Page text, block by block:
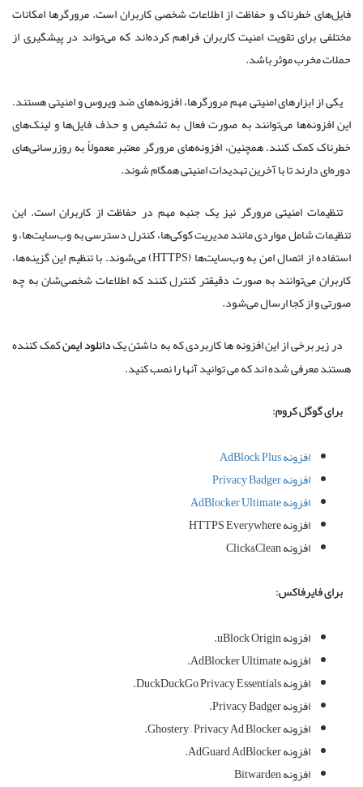
فایل‌های خطرناک و حفاظت از اطلاعات شخصی کاربران است. مرورگرها امکانات
مختلفی برای تقویت امنیت کاربران فراهم کرده‌اند که می‌تواند در پیشگیری از
حملات مخرب موثر باشد.
یکی از ابزارهای امنیتی مهم مرورگرها، افزونه‌های ضد ویروس و امنیتی هستند.
این افزونه‌ها می‌توانند به صورت فعال به تشخیص و حذف فایل‌ها و لینک‌های
خطرناک کمک کنند. همچنین، افزونه‌های مرورگر معتبر معمولاً به روزرسانی‌های
دوره‌ای دارند تا با آخرین تهدیدات امنیتی همگام شوند.
تنظیمات امنیتی مرورگر نیز یک جنبه مهم در حفاظت از کاربران است. این
تنظیمات شامل مواردی مانند مدیریت کوکی‌ها، کنترل دسترسی به وب‌سایت‌ها، و
استفاده از اتصال امن به وب‌سایت‌ها (HTTPS) می‌شوند. با تنظیم این گزینه‌ها،
کاربران می‌توانند به صورت دقیقتر کنترل کنند که اطلاعات شخصی‌شان به چه
صورتی و از کجا ارسال می‌شود.
در زیر برخی از این افزونه ها کاربردی که به داشتن یکدانلود ایمنکمک کننده
هستند معرفی شده اند که می توانید آنها را نصب کنید.
برای گوگل کروم:
افزونه AdBlock Plus
افزونه Privacy Badger
افزونه AdBlocker Ultimate
افزونه HTTPS Everywhere
افزونه Click&Clean
برای فایرفاکس:
افزونه uBlock Origin.
افزونه AdBlocker Ultimate.
افزونه DuckDuckGo Privacy Essentials.
افزونه Privacy Badger.
افزونه Ghostery – Privacy Ad Blocker.
افزونه AdGuard AdBlocker.
افزونه Bitwarden